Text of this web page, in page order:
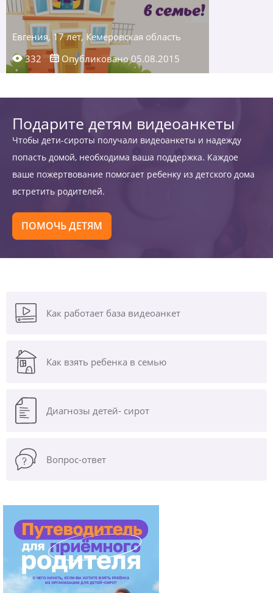
Евгения, 17 лет, Кемеровская область
332
Опубликовано 05.08.2015
Подарите детям видеоанкеты
Чтобы дети-сироты получали видеоанкеты и надежду
попасть домой, необходима ваша поддержка. Каждое
ваше пожертвование помогает ребенку из детского дома
встретить родителей.
ПОМОЧЬ ДЕТЯМ
Как работает база видеоанкет
Как взять ребенка в семью
Диагнозы детей- сирот
Вопрос-ответ